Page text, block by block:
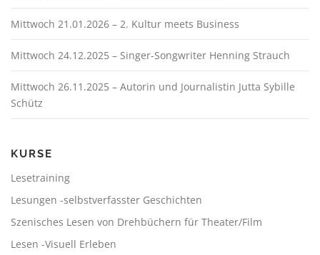
Mittwoch 21.01.2026 – 2. Kultur meets Business
Mittwoch 24.12.2025 – Singer-Songwriter Henning Strauch
Mittwoch 26.11.2025 – Autorin und Journalistin Jutta Sybille
Schütz
KURSE
Lesetraining
Lesungen -selbstverfasster Geschichten
Szenisches Lesen von Drehbüchern für Theater/Film
Lesen -Visuell Erleben